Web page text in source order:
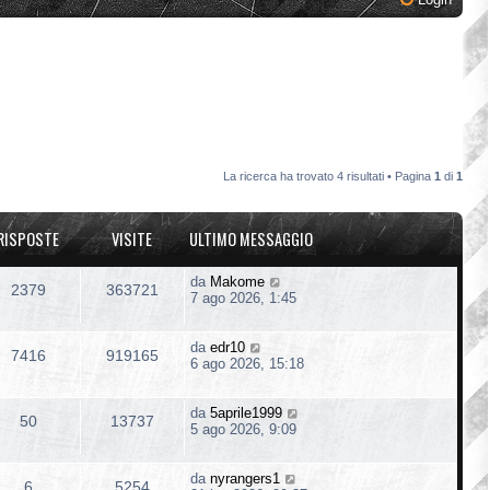
La ricerca ha trovato 4 risultati • Pagina 1 di 1
VISITE ULTIMO MESSAGGIO
2379 363721 da Makome
7 ago 2026, 1:45
7416 919165 da edr10
6 ago 2026, 15:18
50 13737 da 5aprile1999
5 ago 2026, 9:09
6 5254 da nyrangers1